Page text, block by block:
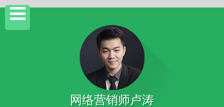
网络营销师卢涛